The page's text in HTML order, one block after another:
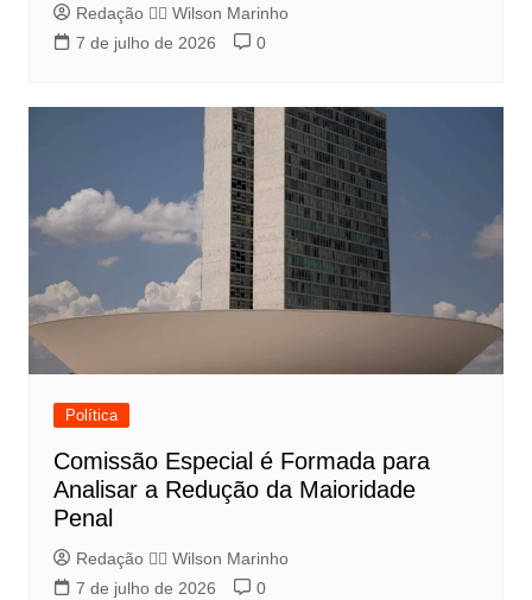
Redação 👨‍⚖️​ Wilson Marinho
7 de julho de 2026
0
Política
Comissão Especial é Formada para
Analisar a Redução da Maioridade
Penal
Redação 👨‍⚖️​ Wilson Marinho
7 de julho de 2026
0